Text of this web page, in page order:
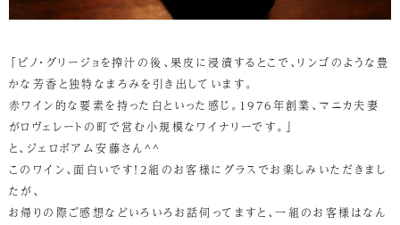
「ピノ・グリージョを搾汁の後、果皮に浸漬するとこで、リンゴのような豊
かな芳香と独特なまろみを引き出しています。
赤ワイン的な要素を持った白といった感じ。1976年創業、マニカ夫妻
がロヴェレートの町で営む小規模なワイナリーです。」
と、ジェロボアム安藤さん^^
このワイン、面白いです！2組のお客様にグラスでお楽しみいただきまし
たが、
お帰りの際ご感想などいろいろお話伺ってますと、一組のお客様はなん